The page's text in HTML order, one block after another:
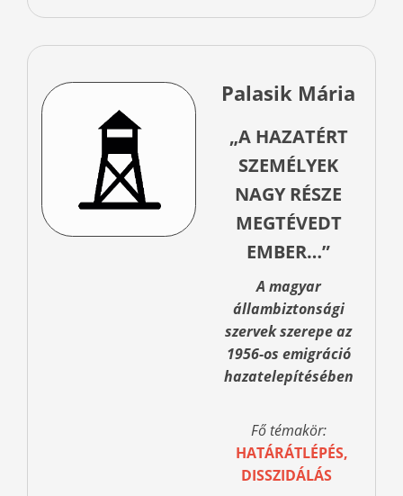
Palasik Mária
„A HAZATÉRT
SZEMÉLYEK
NAGY RÉSZE
MEGTÉVEDT
EMBER…”
A magyar
állambiztonsági
szervek szerepe az
1956-os emigráció
hazatelepítésében
Fő témakör:
HATÁRÁTLÉPÉS,
DISSZIDÁLÁS